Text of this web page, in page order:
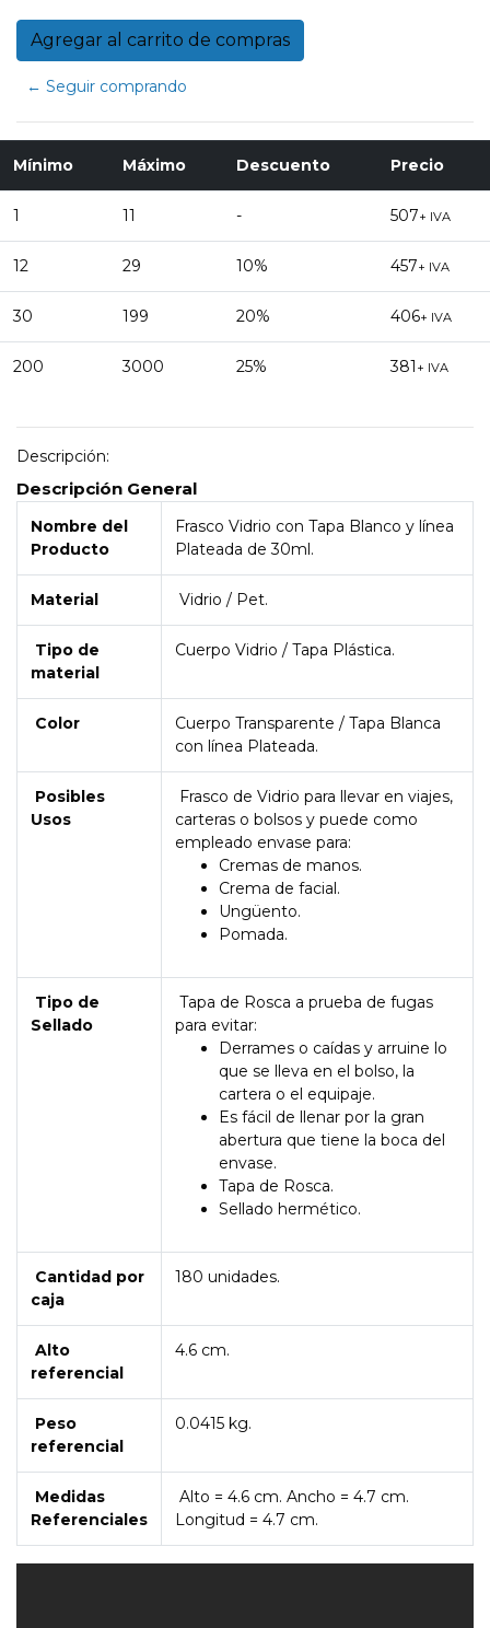
← Seguir comprando
Mínimo Máximo Descuento Precio
1 11 - 507+ IVA
12 29 10% 457+ IVA
30 199 20% 406+ IVA
200 3000 25% 381 + IVA
Descripción:
Descripción General
Nombre del
Producto
Frasco Vidrio con Tapa Blanco y línea
Plateada de 30ml.
Material Vidrio / Pet.
Tipo de
material
Cuerpo Vidrio / Tapa Plástica.
Color
Cuerpo Transparente / Tapa Blanca
con línea Plateada.
Posibles
Usos
Frasco de Vidrio para llevar en viajes,
carteras o bolsos y puede como
empleado envase para:
Cremas de manos.
Crema de facial.
Ungüento.
Pomada.
Tipo de
Sellado
Tapa de Rosca a prueba de fugas
para evitar:
Derrames o caídas y arruine lo
que se lleva en el bolso, la
cartera o el equipaje.
Es fácil de llenar por la gran
abertura que tiene la boca del
envase.
Tapa de Rosca.
Sellado hermético.
Cantidad por
caja
180 unidades.
Alto
referencial
4.6 cm.
Peso
referencial
0.0415 kg.
Medidas
Referenciales
Alto = 4.6 cm. Ancho = 4.7 cm.
Longitud = 4.7 cm.